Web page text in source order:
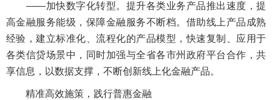
——加快数字化转型。提升各类业务产品推出速度，提
高金融服务能级，保障金融服务不断档。借助线上产品成熟
经验，建立标准化、流程化的产品模型，快速复制、应用于
各类信贷场景中，同时加强与全省各市州政府平台合作，共
享信息，以数据支撑，不断创新线上化金融产品。
精准高效施策，践行普惠金融